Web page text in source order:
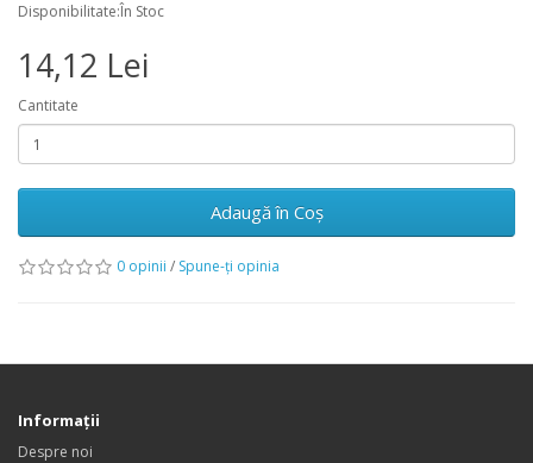
Disponibilitate:În Stoc
14,12 Lei
Cantitate
Adaugă în Coş
0 opinii / Spune-ţi opinia
Informaţii
Despre noi